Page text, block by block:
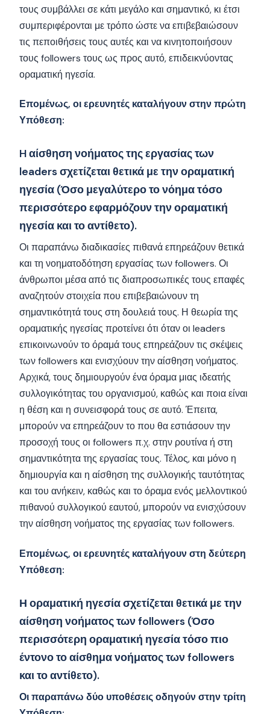
τους συμβάλλει σε κάτι μεγάλο και σημαντικό, κι έτσι
συμπεριφέρονται με τρόπο ώστε να επιβεβαιώσουν
τις πεποιθήσεις τους αυτές και να κινητοποιήσουν
τους followers τους ως προς αυτό, επιδεικνύοντας
οραματική ηγεσία.
Επομένως, οι ερευνητές καταλήγουν στην πρώτη
Υπόθεση:
H αίσθηση νοήματος της εργασίας των
leaders σχετίζεται θετικά με την οραματική
ηγεσία (Όσο μεγαλύτερο το νόημα τόσο
περισσότερο εφαρμόζουν την οραματική
ηγεσία και το αντίθετο).
Οι παραπάνω διαδικασίες πιθανά επηρεάζουν θετικά
και τη νοηματοδότηση εργασίας των followers. Οι
άνθρωποι μέσα από τις διαπροσωπικές τους επαφές
αναζητούν στοιχεία που επιβεβαιώνουν τη
σημαντικότητά τους στη δουλειά τους. Η θεωρία της
οραματικής ηγεσίας προτείνει ότι όταν οι leaders
επικοινωνούν το όραμά τους επηρεάζουν τις σκέψεις
των followers και ενισχύουν την αίσθηση νοήματος.
Αρχικά, τους δημιουργούν ένα όραμα μιας ιδεατής
συλλογικότητας του οργανισμού, καθώς και ποια είναι
η θέση και η συνεισφορά τους σε αυτό. Έπειτα,
μπορούν να επηρεάζουν το που θα εστιάσουν την
προσοχή τους οι followers π.χ. στην ρουτίνα ή στη
σημαντικότητα της εργασίας τους. Τέλος, και μόνο η
δημιουργία και η αίσθηση της συλλογικής ταυτότητας
και του ανήκειν, καθώς και το όραμα ενός μελλοντικού
πιθανού συλλογικού εαυτού, μπορούν να ενισχύσουν
την αίσθηση νοήματος της εργασίας των followers.
Επομένως, οι ερευνητές καταλήγουν στη δεύτερη
Υπόθεση:
Η οραματική ηγεσία σχετίζεται θετικά με την
αίσθηση νοήματος των followers (Όσο
περισσότερη οραματική ηγεσία τόσο πιο
έντονο το αίσθημα νοήματος των followers
και το αντίθετο).
Οι παραπάνω δύο υποθέσεις οδηγούν στην τρίτη